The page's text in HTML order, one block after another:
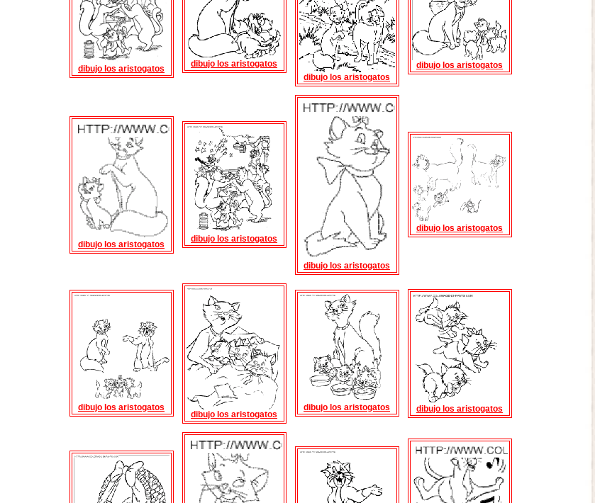
dibujo los aristogatos
dibujo los aristogatos
dibujo los aristogatos
dibujo los aristogatos
dibujo los aristogatos
dibujo los aristogatos
dibujo los aristogatos
dibujo los aristogatos
dibujo los aristogatos
dibujo los aristogatos
dibujo los aristogatos dibujo los aristogatos